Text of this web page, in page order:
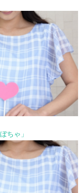
ちゃ」